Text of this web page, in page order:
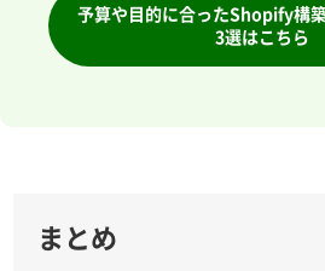
予算や目的に合ったShopify構
3選はこちら
まとめ